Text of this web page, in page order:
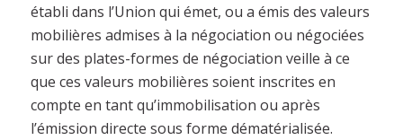
établi dans l’Union qui émet, ou a émis des valeurs
mobilières admises à la négociation ou négociées
sur des plates-formes de négociation veille à ce
que ces valeurs mobilières soient inscrites en
compte en tant qu’immobilisation ou après
l’émission directe sous forme dématérialisée.